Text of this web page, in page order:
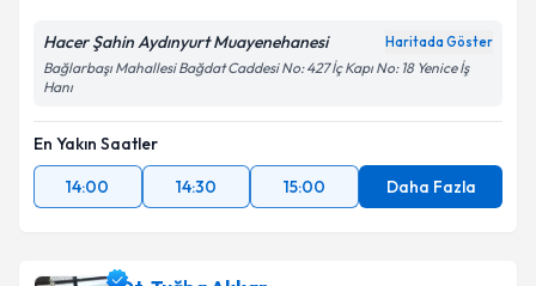
Hacer Şahin Aydınyurt Muayenehanesi Haritada Göster
Bağlarbaşı Mahallesi Bağdat Caddesi No: 427 İç Kapı No: 18 Yenice İş
Hanı
En Yakın Saatler
14:00
14:30 15:00 Daha Fazla